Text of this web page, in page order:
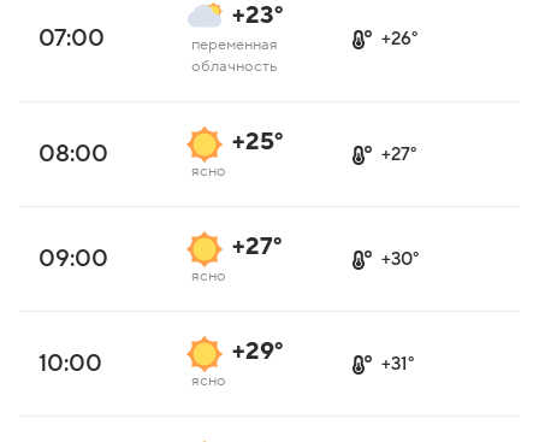
07:00
+23°
переменная
облачность
+26°
08:00 +25°
ясно
+27°
09:00 +27°
ясно
+30°
10:00 +29°
ясно
+31°